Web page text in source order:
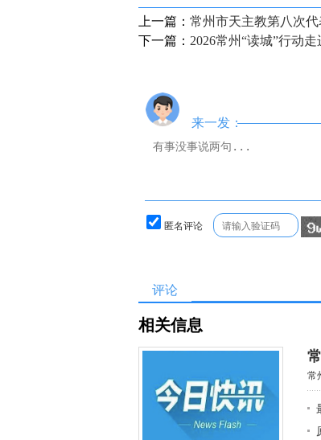
上一篇： 常州市天主教第八次
下一篇： 2026常州“读城”行动
来一发：
匿名评论
评论
相关信息
常